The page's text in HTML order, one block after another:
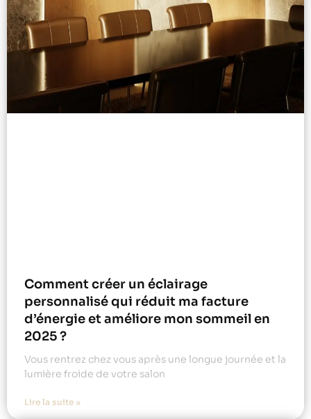
Comment créer un éclairage
personnalisé qui réduit ma facture
d’énergie et améliore mon sommeil en
2025 ?
Vous rentrez chez vous après une longue journée et la
lumière froide de votre salon
Lire la suite »